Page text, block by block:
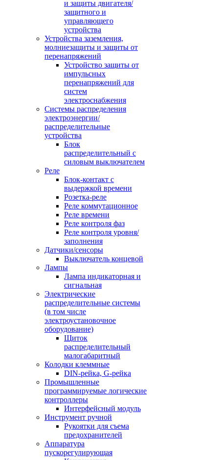
и защиты двигателя/
защитного и
управляющего
устройства
Устройства заземления,
молниезащиты и защиты от
перенапряжений
Устройство защиты от
импульсных
перенапряжений для
систем
электроснабжения
Системы распределения
электроэнергии/
распределительные
устройства
Блок
распределительный с
силовым выключателем
Реле
Блок-контакт с
выдержкой времени
Розетка-реле
Реле коммутационное
Реле времени
Реле контроля фаз
Реле контроля уровня/
заполнения
Датчики/сенсоры
Выключатель концевой
Лампы
Лампа индикаторная и
сигнальная
Электрические
распределительные системы
(в том числе
электроустановочное
оборудование)
Щиток
распределительный
малогабаритный
Колодки клеммные
DIN-рейка, G-рейка
Промышленные
программируемые логические
контроллеры
Интерфейсный модуль
Инструмент ручной
Рукоятки для съема
предохранителей
Аппаратура
пускорегулирующая